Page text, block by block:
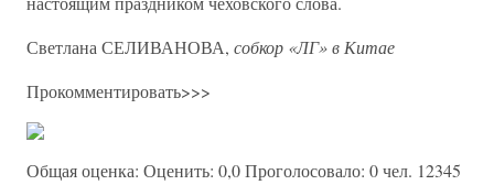
Светлана СЕЛИВАНОВА, собкор «ЛГ» в Китае
Прокомментировать>>>
Общая оценка: Оценить: 0,0 Проголосовало: 0 чел. 12345